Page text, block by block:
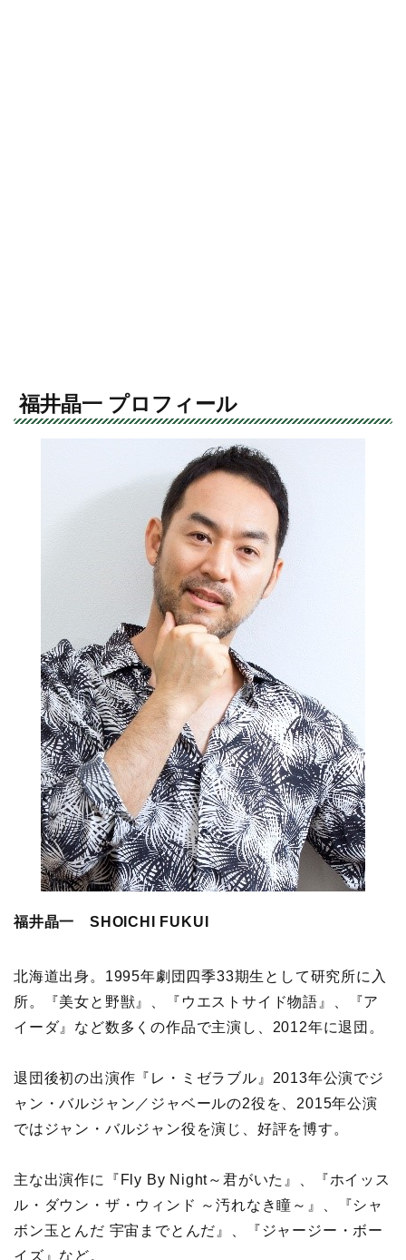
福井晶一 プロフィール
福井晶一 SHOICHI FUKUI
北海道出身。1995年劇団四季33期生として研究所に入
所。『美女と野獣』、『ウエストサイド物語』、『ア
イーダ』など数多くの作品で主演し、2012年に退団。
退団後初の出演作『レ・ミゼラブル』2013年公演でジ
ャン・バルジャン／ジャベールの2役を、2015年公演
ではジャン・バルジャン役を演じ、好評を博す。
主な出演作に『Fly By Night～君がいた』、『ホイッス
ル・ダウン・ザ・ウィンド ～汚れなき瞳～』、『シャ
ボン玉とんだ 宇宙までとんだ』、『ジャージー・ボー
イズ』など。